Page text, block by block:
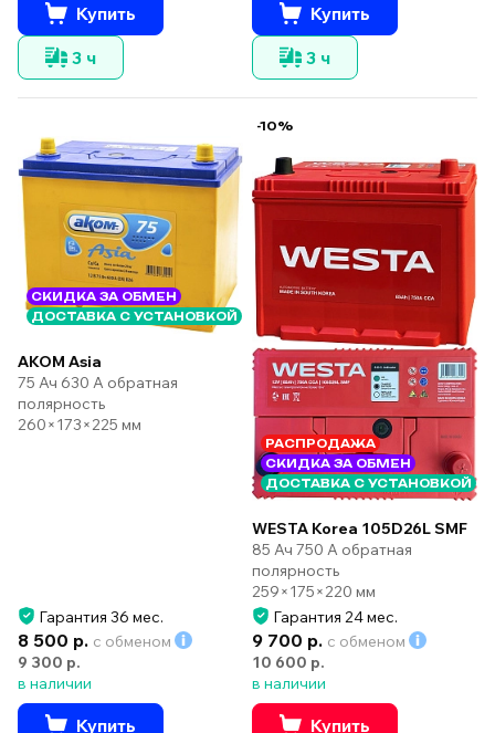
Купить
3 ч
Купить
3 ч
СКИДКА ЗА ОБМЕН
ДОСТАВКА С УСТАНОВКОЙ
AKOM Asia
75 Ач 630 А обратная
полярность
260×173×225 мм
Гарантия 36 мес.
8 500 р. с обменом
9 300 р.
в наличии
Купить
-10%
РАСПРОДАЖА
СКИДКА ЗА ОБМЕН
ДОСТАВКА С УСТАНОВКОЙ
WESTA Korea 105D26L SMF
85 Ач 750 А обратная
полярность
259×175×220 мм
Гарантия 24 мес.
9 700 р. с обменом
10 600 р.
в наличии
Купить